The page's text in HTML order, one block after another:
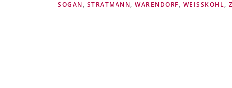
SOGAN, STRATMANN, WARENDORF, WEISSKOHL ,